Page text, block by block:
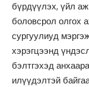
бүрдүүлэх, үйл
боловсрол олгох
сургуулиуд
хэрэгцээнд
бэлтгэхэд
илүүдэлтэй